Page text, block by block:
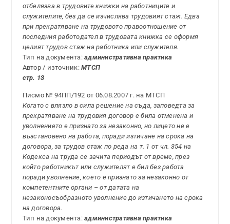
отбелязва в трудовите книжки на работниците и
служителите, без да се изчислява трудовият стаж. Едва
при прекратяване на трудовото правоотношение от
последния работодател в трудовата книжка се оформя
целият трудов стаж на работника или служителя.
Тип на документа:административна практика
Автор / източник:МТСП
стр. 13
Писмо № 94ПП/192 от 06.08.2007 г. на МТСП
Когато с влязло в сила решение на съда, заповедта за
прекратяване на трудовия договор е била отменена и
уволнението е признато за незаконно, но лицето не е
възстановено на работа, поради изтичане на срока на
договора, за трудов стаж по реда на т. 1 от чл. 354 на
Кодекса на труда се зачита периодът от време, през
който работникът или служителят е бил без работа
поради уволнение, което е признато за незаконно от
компетентните органи – от датата на
незаконосъобразното уволнение до изтичането на срока
на договора.
Тип на документа:административна практика